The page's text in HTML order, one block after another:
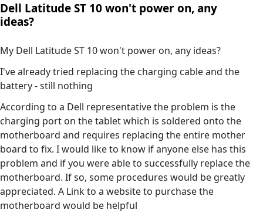
Dell Latitude ST 10 won't power on, any
ideas?
My Dell Latitude ST 10 won't power on, any ideas?
I've already tried replacing the charging cable and the
battery - still nothing
According to a Dell representative the problem is the
charging port on the tablet which is soldered onto the
motherboard and requires replacing the entire mother
board to fix. I would like to know if anyone else has this
problem and if you were able to successfully replace the
motherboard. If so, some procedures would be greatly
appreciated. A Link to a website to purchase the
motherboard would be helpful